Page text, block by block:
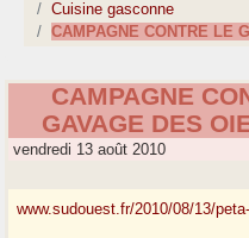
Cuisine gasconne
CAMPAGNE CONTRE LE
CAMPAGNE
GAVAGE DES
vendredi 13 août 2010
www.sudouest.fr/2010/08/13/